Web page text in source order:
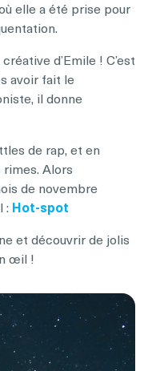
elle a été prise pour
d’Emile ! C’est
avoir fait le
il donne
de rap, et en
Alors
de novembre
: Hot-spot
et découvrir de jolis
œil !